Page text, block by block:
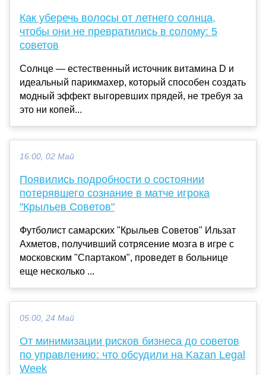
Как уберечь волосы от летнего солнца,
чтобы они не превратились в солому: 5
советов
Солнце — естественный источник витамина D и
идеальный парикмахер, который способен создать
модный эффект выгоревших прядей, не требуя за
это ни копей...
16:00, 02 Май
Появились подробности о состоянии
потерявшего сознание в матче игрока
"Крыльев Советов"
Футболист самарских "Крыльев Советов" Ильзат
Ахметов, получивший сотрясение мозга в игре с
московским "Спартаком", проведет в больнице
еще несколько ...
05:00, 24 Май
От минимизации рисков бизнеса до советов
по управлению: что обсудили на Kazan Legal
Week